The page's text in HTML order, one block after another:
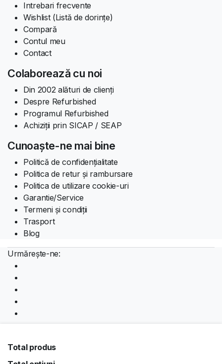
Total produs
Intrebari frecvente
Wishlist (Listă de dorințe)
Compară
Contul meu
Contact
Colaborează cu noi
Din 2002 alături de clienți
Despre Refurbished
Programul Refurbished
Achiziții prin SICAP / SEAP
Cunoaște-ne mai bine
Politică de confidențialitate
Politica de retur și rambursare
Politica de utilizare cookie-uri
Garantie/Service
Termeni și condiții
Trasport
Blog
Urmărește-ne: